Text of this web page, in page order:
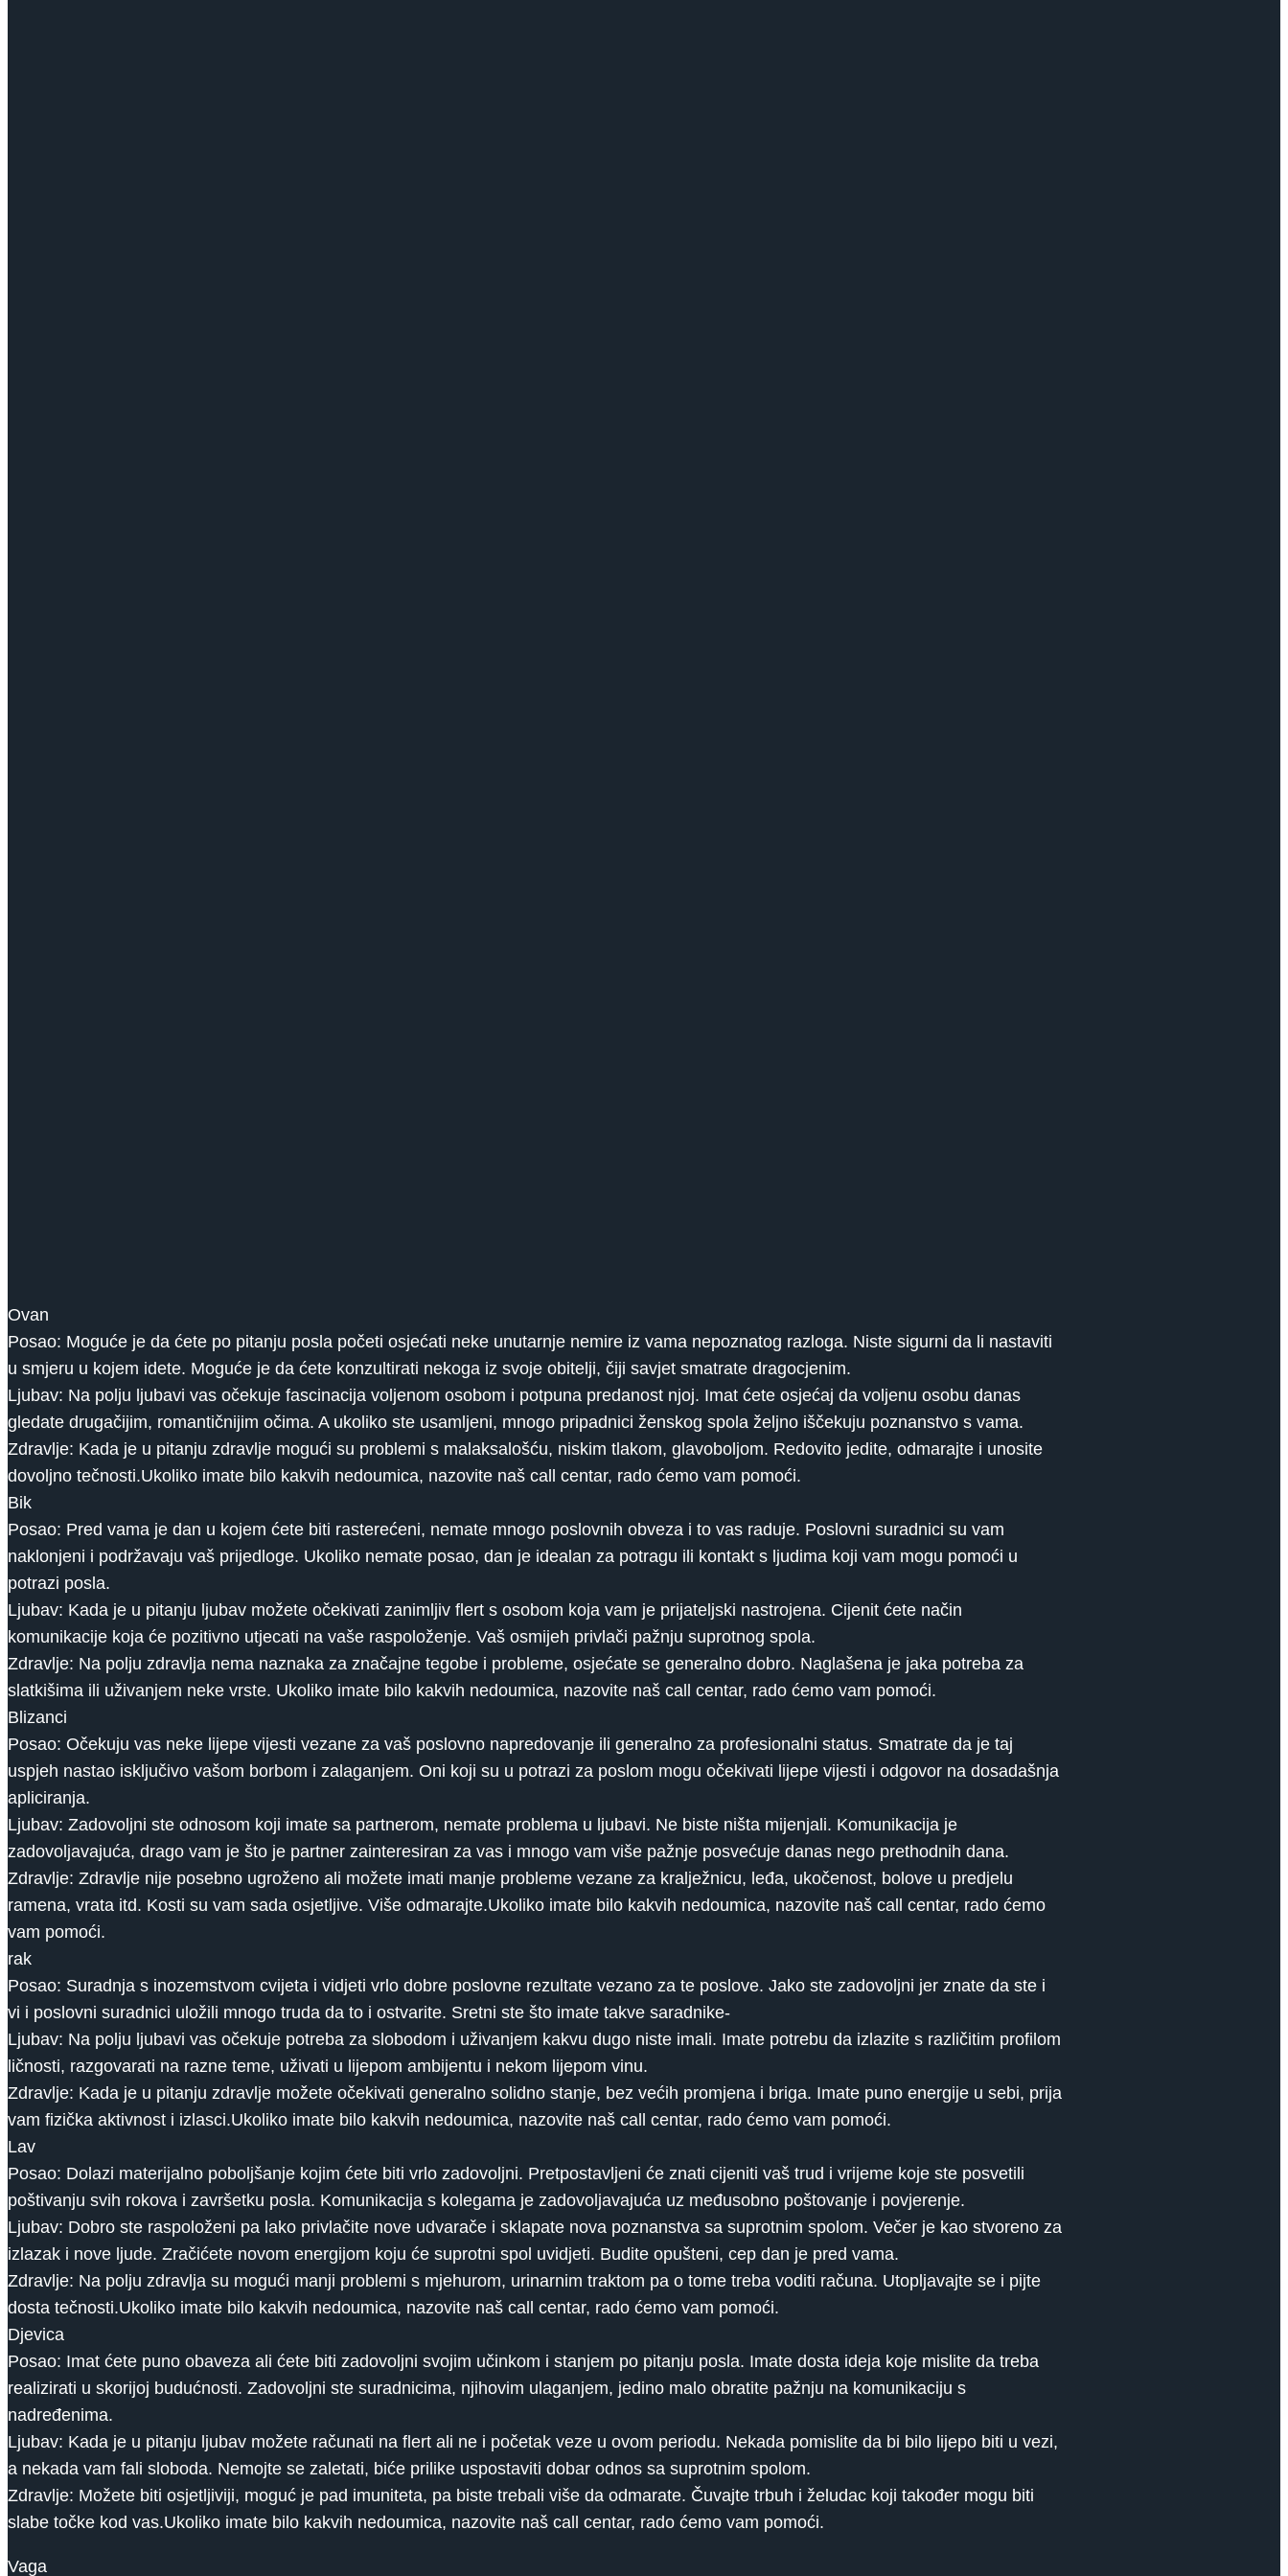
Ovan
Posao: Moguće je da ćete po pitanju posla početi osjećati neke unutarnje nemire iz vama nepoznatog razloga. Niste sigurni da li nastaviti
u smjeru u kojem idete. Moguće je da ćete konzultirati nekoga iz svoje obitelji, čiji savjet smatrate dragocjenim.
Ljubav: Na polju ljubavi vas očekuje fascinacija voljenom osobom i potpuna predanost njoj. Imat ćete osjećaj da voljenu osobu danas
gledate drugačijim, romantičnijim očima. A ukoliko ste usamljeni, mnogo pripadnici ženskog spola željno iščekuju poznanstvo s vama.
Zdravlje: Kada je u pitanju zdravlje mogući su problemi s malaksalošću, niskim tlakom, glavoboljom. Redovito jedite, odmarajte i unosite
dovoljno tečnosti.Ukoliko imate bilo kakvih nedoumica, nazovite naš call centar, rado ćemo vam pomoći.
Bik
Posao: Pred vama je dan u kojem ćete biti rasterećeni, nemate mnogo poslovnih obveza i to vas raduje. Poslovni suradnici su vam
naklonjeni i podržavaju vaš prijedloge. Ukoliko nemate posao, dan je idealan za potragu ili kontakt s ljudima koji vam mogu pomoći u
potrazi posla.
Ljubav: Kada je u pitanju ljubav možete očekivati ​​zanimljiv flert s osobom koja vam je prijateljski nastrojena. Cijenit ćete način
komunikacije koja će pozitivno utjecati na vaše raspoloženje. Vaš osmijeh privlači pažnju suprotnog spola.
Zdravlje: Na polju zdravlja nema naznaka za značajne tegobe i probleme, osjećate se generalno dobro. Naglašena je jaka potreba za
slatkišima ili uživanjem neke vrste. Ukoliko imate bilo kakvih nedoumica, nazovite naš call centar, rado ćemo vam pomoći.
Blizanci
Posao: Očekuju vas neke lijepe vijesti vezane za vaš poslovno napredovanje ili generalno za profesionalni status. Smatrate da je taj
uspjeh nastao isključivo vašom borbom i zalaganjem. Oni koji su u potrazi za poslom mogu očekivati ​​lijepe vijesti i odgovor na dosadašnja
apliciranja.
Ljubav: Zadovoljni ste odnosom koji imate sa partnerom, nemate problema u ljubavi. Ne biste ništa mijenjali. Komunikacija je
zadovoljavajuća, drago vam je što je partner zainteresiran za vas i mnogo vam više pažnje posvećuje danas nego prethodnih dana.
Zdravlje: Zdravlje nije posebno ugroženo ali možete imati manje probleme vezane za kralježnicu, leđa, ukočenost, bolove u predjelu
ramena, vrata itd. Kosti su vam sada osjetljive. Više odmarajte.Ukoliko imate bilo kakvih nedoumica, nazovite naš call centar, rado ćemo
vam pomoći.
rak
Posao: Suradnja s inozemstvom cvijeta i vidjeti vrlo dobre poslovne rezultate vezano za te poslove. Jako ste zadovoljni jer znate da ste i
vi i poslovni suradnici uložili mnogo truda da to i ostvarite. Sretni ste što imate takve saradnike-
Ljubav: Na polju ljubavi vas očekuje potreba za slobodom i uživanjem kakvu dugo niste imali. Imate potrebu da izlazite s različitim profilom
ličnosti, razgovarati na razne teme, uživati ​​u lijepom ambijentu i nekom lijepom vinu.
Zdravlje: Kada je u pitanju zdravlje možete očekivati ​​generalno solidno stanje, bez većih promjena i briga. Imate puno energije u sebi, prija
vam fizička aktivnost i izlasci.Ukoliko imate bilo kakvih nedoumica, nazovite naš call centar, rado ćemo vam pomoći.
Lav
Posao: Dolazi materijalno poboljšanje kojim ćete biti vrlo zadovoljni. Pretpostavljeni će znati cijeniti vaš trud i vrijeme koje ste posvetili
poštivanju svih rokova i završetku posla. Komunikacija s kolegama je zadovoljavajuća uz međusobno poštovanje i povjerenje.
Ljubav: Dobro ste raspoloženi pa lako privlačite nove udvarače i sklapate nova poznanstva sa suprotnim spolom. Večer je kao stvoreno za
izlazak i nove ljude. Zračićete novom energijom koju će suprotni spol uvidjeti. Budite opušteni, cep dan je pred vama.
Zdravlje: Na polju zdravlja su mogući manji problemi s mjehurom, urinarnim traktom pa o tome treba voditi računa. Utopljavajte se i pijte
dosta tečnosti.Ukoliko imate bilo kakvih nedoumica, nazovite naš call centar, rado ćemo vam pomoći.
Djevica
Posao: Imat ćete puno obaveza ali ćete biti zadovoljni svojim učinkom i stanjem po pitanju posla. Imate dosta ideja koje mislite da treba
realizirati u skorijoj budućnosti. Zadovoljni ste suradnicima, njihovim ulaganjem, jedino malo obratite pažnju na komunikaciju s
nadređenima.
Ljubav: Kada je u pitanju ljubav možete računati na flert ali ne i početak veze u ovom periodu. Nekada pomislite da bi bilo lijepo biti u vezi,
a nekada vam fali sloboda. Nemojte se zaletati, biće prilike uspostaviti dobar odnos sa suprotnim spolom.
Zdravlje: Možete biti osjetljiviji, moguć je pad imuniteta, pa biste trebali više da odmarate. Čuvajte trbuh i želudac koji također mogu biti
slabe točke kod vas.Ukoliko imate bilo kakvih nedoumica, nazovite naš call centar, rado ćemo vam pomoći.
Vaga